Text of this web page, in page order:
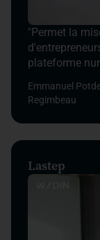
"Permet la
plateforme
Emmanuel
Regimbeau
Lastep